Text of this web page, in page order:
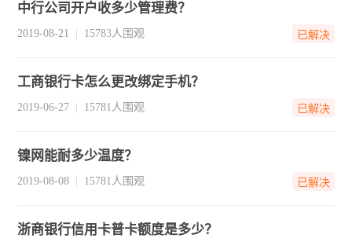
中行公司开户收多少管理费？
2019-08-21 已解决
15783人围观
工商银行卡怎么更改绑定手机？
2019-06-27 已解决
15781人围观
镍网能耐多少温度？
2019-08-08 已解决
15781人围观
浙商银行信用卡普卡额度是多少？